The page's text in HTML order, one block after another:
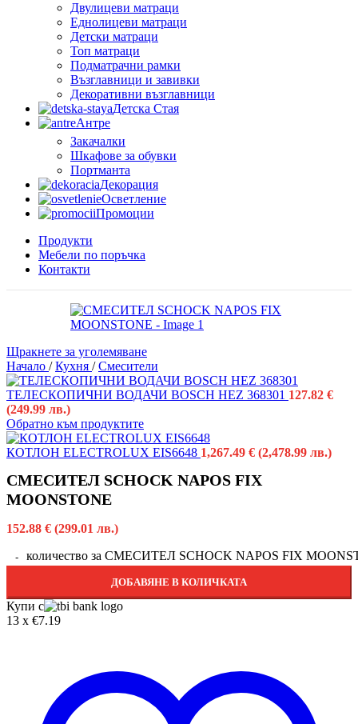
Двулицеви матраци
Еднолицеви матраци
Детски матраци
Топ матраци
Подматрачни рамки
Възглавници и завивки
Декоративни възглавници
Детска Стая
Антре
Закачалки
Шкафове за обувки
Портманта
Декорация
Осветление
Промоции
Продукти
Мебели по поръчка
Контакти
Щракнете за уголемяване
Начало / Кухня / Смесители
ТЕЛЕСКОПИЧНИ ВОДАЧИ BOSCH HEZ 368301 127.82 €
(249.99 лв.)
Обратно към продуктите
КОТЛОН ELECTROLUX EIS6648 1,267.49 € (2,478.99 лв.)
СМЕСИТЕЛ SCHOCK NAPOS FIX
MOONSTONE
152.88 € (299.01 лв.)
количество за СМЕСИТЕЛ SCHOCK NAPOS FIX
ДОБАВЯНЕ В КОЛИЧКАТА
Купи с
13 x €7.19